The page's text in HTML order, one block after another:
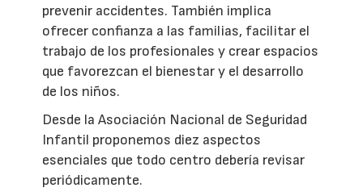
prevenir accidentes. También implica
ofrecer confianza a las familias, facilitar el
trabajo de los profesionales y crear espacios
que favorezcan el bienestar y el desarrollo
de los niños.
Desde la Asociación Nacional de Seguridad
Infantil proponemos diez aspectos
esenciales que todo centro debería revisar
periódicamente.